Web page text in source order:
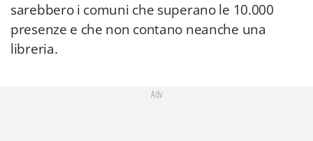
sarebbero i comuni che superano le 10.000
presenze e che non contano neanche una
libreria.
Adv